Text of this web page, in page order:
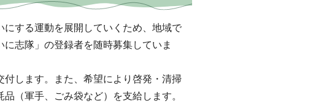
する運動を展開していくため、地域で
志隊」の登録者を随時募集していま
します。また、希望により啓発・清掃
（軍手、ごみ袋など）を支給します。